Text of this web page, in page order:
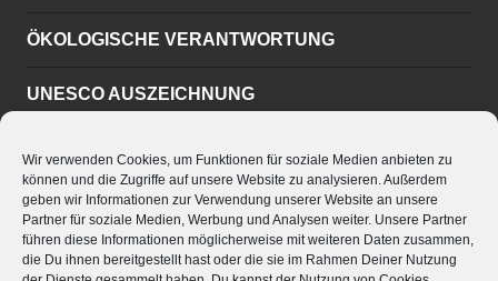
Wir verwenden Cookies, um Funktionen für soziale Medien anbieten zu
können und die Zugriffe auf unsere Website zu analysieren. Außerdem
geben wir Informationen zur Verwendung unserer Website an unsere
Partner für soziale Medien, Werbung und Analysen weiter. Unsere Partner
führen diese Informationen möglicherweise mit weiteren Daten zusammen,
die Du ihnen bereitgestellt hast oder die sie im Rahmen Deiner Nutzung
ÖKOLOGISCHE VERANTWORTUNG
UNESCO AUSZEICHNUNG
Tel. 0049 (0)4269 9228983
Mail: info@paradiesgarten.eu
Datenschutzerklärung